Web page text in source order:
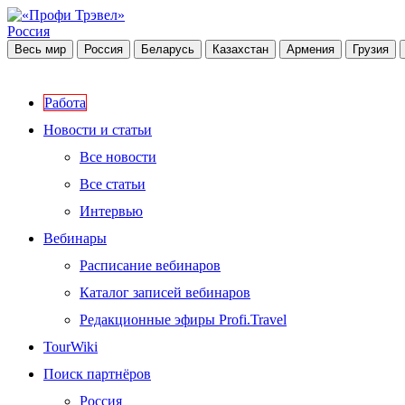
Россия
Весь мир Россия Беларусь Казахстан Армения Грузия
Работа
Новости и статьи
Все новости
Все статьи
Интервью
Вебинары
Расписание вебинаров
Каталог записей вебинаров
Редакционные эфиры Profi.Travel
TourWiki
Поиск партнёров
Россия